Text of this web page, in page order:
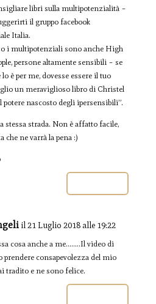
libri sulla multipotenzialità –
il gruppo facebook
Italia.
i multipotenziali sono anche High
persone altamente sensibili – se
è per me, dovesse essere il tuo
un meraviglioso libro di Christel
potere nascosto degli ipersensibili”.
stessa strada. Non è affatto facile,
che ne varrà la pena :)
il 21 Luglio 2018 alle 19:22
cosa anche a me……..Il video di
consapevolezza del mio
tradito e ne sono felice.